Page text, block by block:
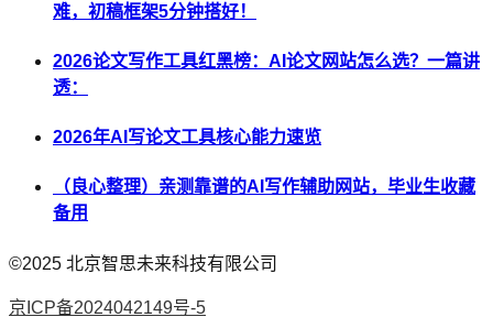
难，初稿框架5分钟搭好！
2026论文写作工具红黑榜：AI论文网站怎么选？一篇讲
透：
2026年AI写论文工具核心能力速览
（良心整理）亲测靠谱的AI写作辅助网站，毕业生收藏
备用
©2025 北京智思未来科技有限公司
京ICP备2024042149号-5